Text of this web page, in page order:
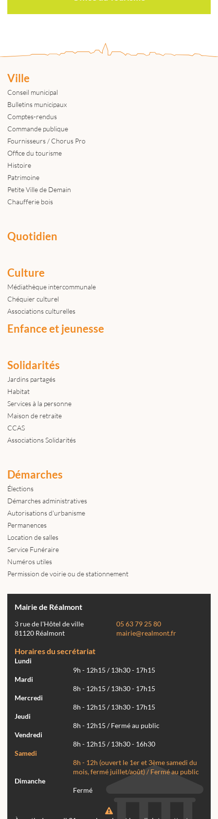
Ville
Conseil municipal
Bulletins municipaux
Comptes-rendus
Commande publique
Fournisseurs / Chorus Pro
Office du tourisme
Histoire
Patrimoine
Petite Ville de Demain
Chaufferie bois
Quotidien
Culture
Médiathèque intercommunale
Chéquier culturel
Associations culturelles
Enfance et jeunesse
Solidarités
Jardins partagés
Habitat
Services à la personne
Maison de retraite
CCAS
Associations Solidarités
Démarches
Élections
Démarches administratives
Autorisations d'urbanisme
Permanences
Location de salles
Service Funéraire
Numéros utiles
Permission de voirie ou de stationnement
Mairie de Réalmont
3 rue de l'Hôtel de ville
81120 Réalmont
05 63 79 25 80
mairie@realmont.fr
Horaires du secrétariat
Lundi
9h - 12h15 / 13h30 - 17h15
Mardi
8h - 12h15 / 13h30 - 17h15
Mercredi
8h - 12h15 / 13h30 - 17h15
Jeudi
8h - 12h15 / Fermé au public
Vendredi
8h - 12h15 / 13h30 - 16h30
Samedi
8h - 12h (ouvert le 1er et 3ème samedi du
mois, fermé juillet/août) / Fermé au public
Dimanche
Fermé